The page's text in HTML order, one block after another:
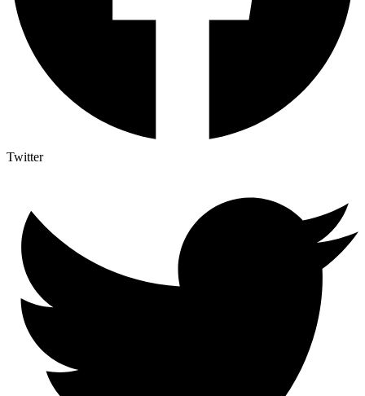
Twitter